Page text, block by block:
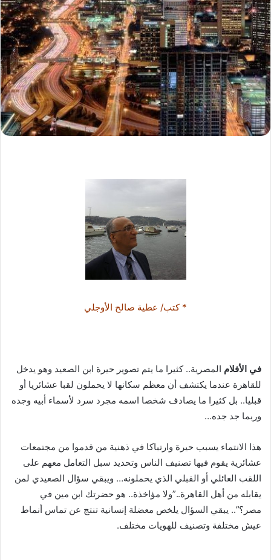
ر
ي
د
ا
إ
ل
ك
ت
ر
و
* كتب/ عطية صالح الأوجلي
في الأفلام المصرية.. كثيرا ما يتم تصوير حيرة ابن الصعيد وهو يدخل
للقاهرة عندما يكتشف أن معظم سكانها لا يحملون لقبا عشائريا أو
قبليا.. بل كثيرا ما يصادف شخصا اسمه مجرد سرد لأسماء أبيه وجده
وربما جد جده…
هذا الانتماء يسبب حيرة وارتباكا في ذهنية من قدموا من مجتمعات
عشائرية يقوم فيها تصنيف الناس وتحديد سبل التعامل معهم على
اللقب العائلي أو القبلي الذي يحملونه… ويبقي سؤال الصعيدي لمن
يقابله من أهل القاهرة..”ولا مؤاخذة.. هو حضرتك ابن مين في
مصر؟”.. يبقي السؤال يلخص معضلة إنسانية تنتج عن تماس أنماط
عيش مختلفة وتصنيف للهويات مختلف.